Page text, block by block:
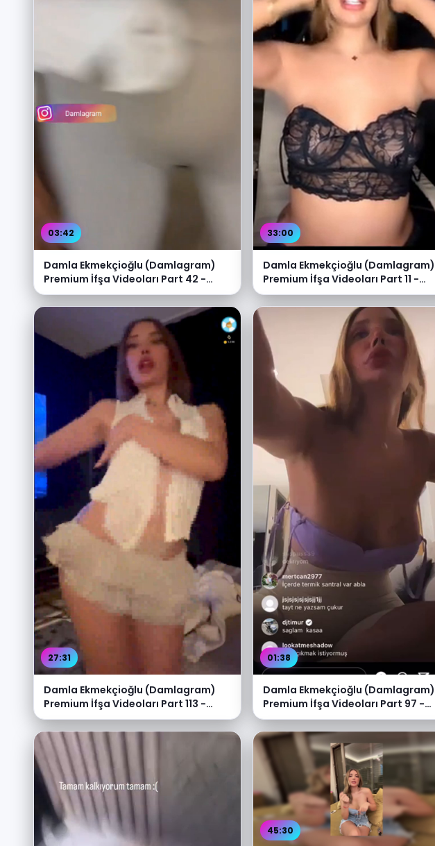
03:42
Damla Ekmekçioğlu (Damlagram)
Premium İfşa Videoları Part 42 -
Video İzle
33:00
Damla Ekmekçioğlu (Damlagram)
Premium İfşa Videoları Part 11 -
Video İzle
27:31
Damla Ekmekçioğlu (Damlagram)
Premium İfşa Videoları Part 113 -
Video İzle
01:38
Damla Ekmekçioğlu (Damlagram)
Premium İfşa Videoları Part 97 -
Video İzle
45:30